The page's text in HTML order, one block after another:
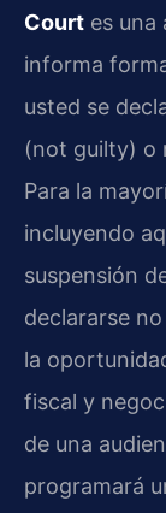
Court es una
informa
usted se
(not guilty) o
Para la
incluyendo
suspensión
declararse
la
fiscal y
de una
programará